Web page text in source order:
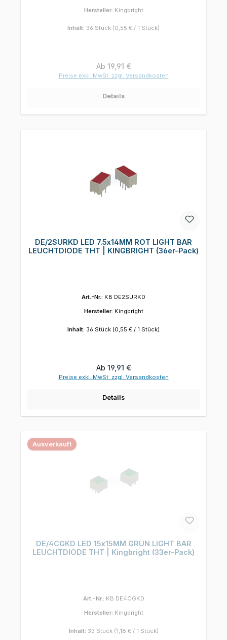
Hersteller: Kingbright
Inhalt: 36 Stück (0,55 € / 1 Stück)
Regulärer Preis:
Ab 19,91 €
Preise exkl. MwSt. zzgl. Versandkosten
Details
DE/2SURKD LED 7.5x14MM ROT LIGHT BAR
LEUCHTDIODE THT | KINGBRIGHT (36er-Pack)
Art.-Nr.: KB DE2SURKD
Hersteller: Kingbright
Inhalt: 36 Stück (0,55 € / 1 Stück)
Regulärer Preis:
Ab 19,91 €
Preise exkl. MwSt. zzgl. Versandkosten
Details
Ausverkauft
DE/4CGKD LED 15x15MM GRÜN LIGHT BAR
LEUCHTDIODE THT | Kingbright (33er-Pack)
Art.-Nr.: KB DE4CGKD
Hersteller: Kingbright
Inhalt: 33 Stück (1,18 € / 1 Stück)